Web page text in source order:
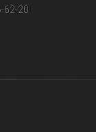
62-20